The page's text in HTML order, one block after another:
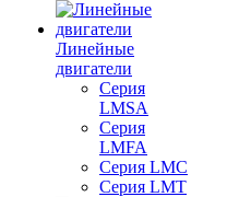
Линейные
двигатели
Серия
LMSA
Серия
LMFA
Серия LMC
Серия LMT